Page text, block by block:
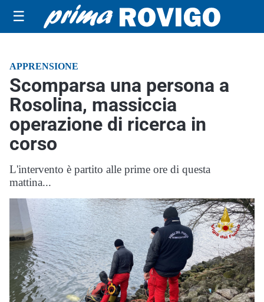
☰
APPRENSIONE
Scomparsa una persona a
Rosolina, massiccia
operazione di ricerca in
corso
L'intervento è partito alle prime ore di questa
mattina...